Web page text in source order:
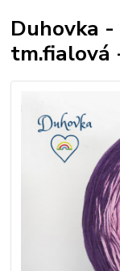
Duhovka
tm.fialová